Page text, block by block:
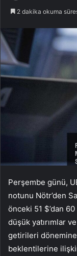
2 dakika okuma
Perşembe günü,
notunu Nötr’den
önceki 51 $’dan
düşük yatırımlar
getirileri
beklentilerine